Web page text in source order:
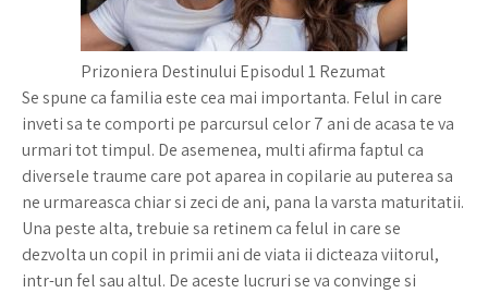
Prizoniera Destinului Episodul 1 Rezumat
Se spune ca familia este cea mai importanta. Felul in care
inveti sa te comporti pe parcursul celor 7 ani de acasa te va
urmari tot timpul. De asemenea, multi afirma faptul ca
diversele traume care pot aparea in copilarie au puterea sa
ne urmareasca chiar si zeci de ani, pana la varsta maturitatii.
Una peste alta, trebuie sa retinem ca felul in care se
dezvolta un copil in primii ani de viata ii dicteaza viitorul,
intr-un fel sau altul. De aceste lucruri se va convinge si